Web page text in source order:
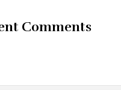
Comments